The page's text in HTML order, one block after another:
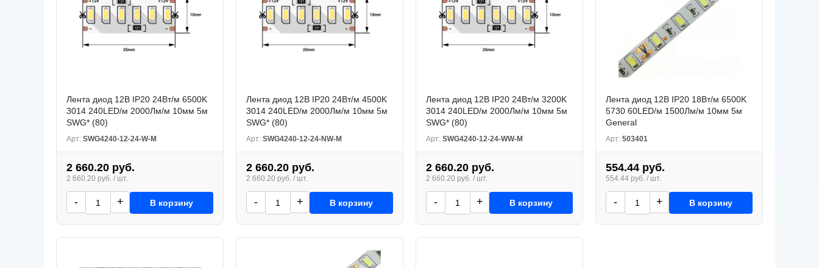
Лента диод 12В IP20 24Вт/м 6500K
3014 240LED/м 2000Лм/м 10мм 5м
SWG* (80)
Арт: SWG4240-12-24-W-M
2 660.20 руб.
2 660.20 руб. / шт.
- + В корзину
Лента диод 12В IP20 24Вт/м 4500K
3014 240LED/м 2000Лм/м 10мм 5м
SWG* (80)
Арт: SWG4240-12-24-NW-M
2 660.20 руб.
2 660.20 руб. / шт.
- + В корзину
Лента диод 12В IP20 24Вт/м 3200K
3014 240LED/м 2000Лм/м 10мм 5м
SWG* (80)
Арт: SWG4240-12-24-WW-M
2 660.20 руб.
2 660.20 руб. / шт.
- + В корзину
Лента диод 12В IP20 18Вт/м 6500K
5730 60LED/м 1500Лм/м 10мм 5м
General
Арт: 503401
554.44 руб.
554.44 руб. / шт.
- + В корзину